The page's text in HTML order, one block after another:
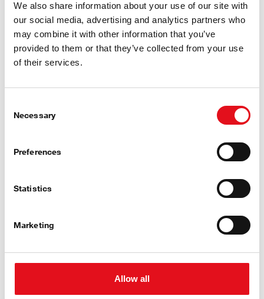
We also share information about your use of our site with
our social media, advertising and analytics partners who
may combine it with other information that you’ve
provided to them or that they’ve collected from your use
of their services.
Selection
Necessary
Preferences
Statistics
Marketing
Allow all
Предимствата с един поглед
Висока защита срещу корозия